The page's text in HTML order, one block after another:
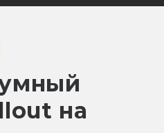
на